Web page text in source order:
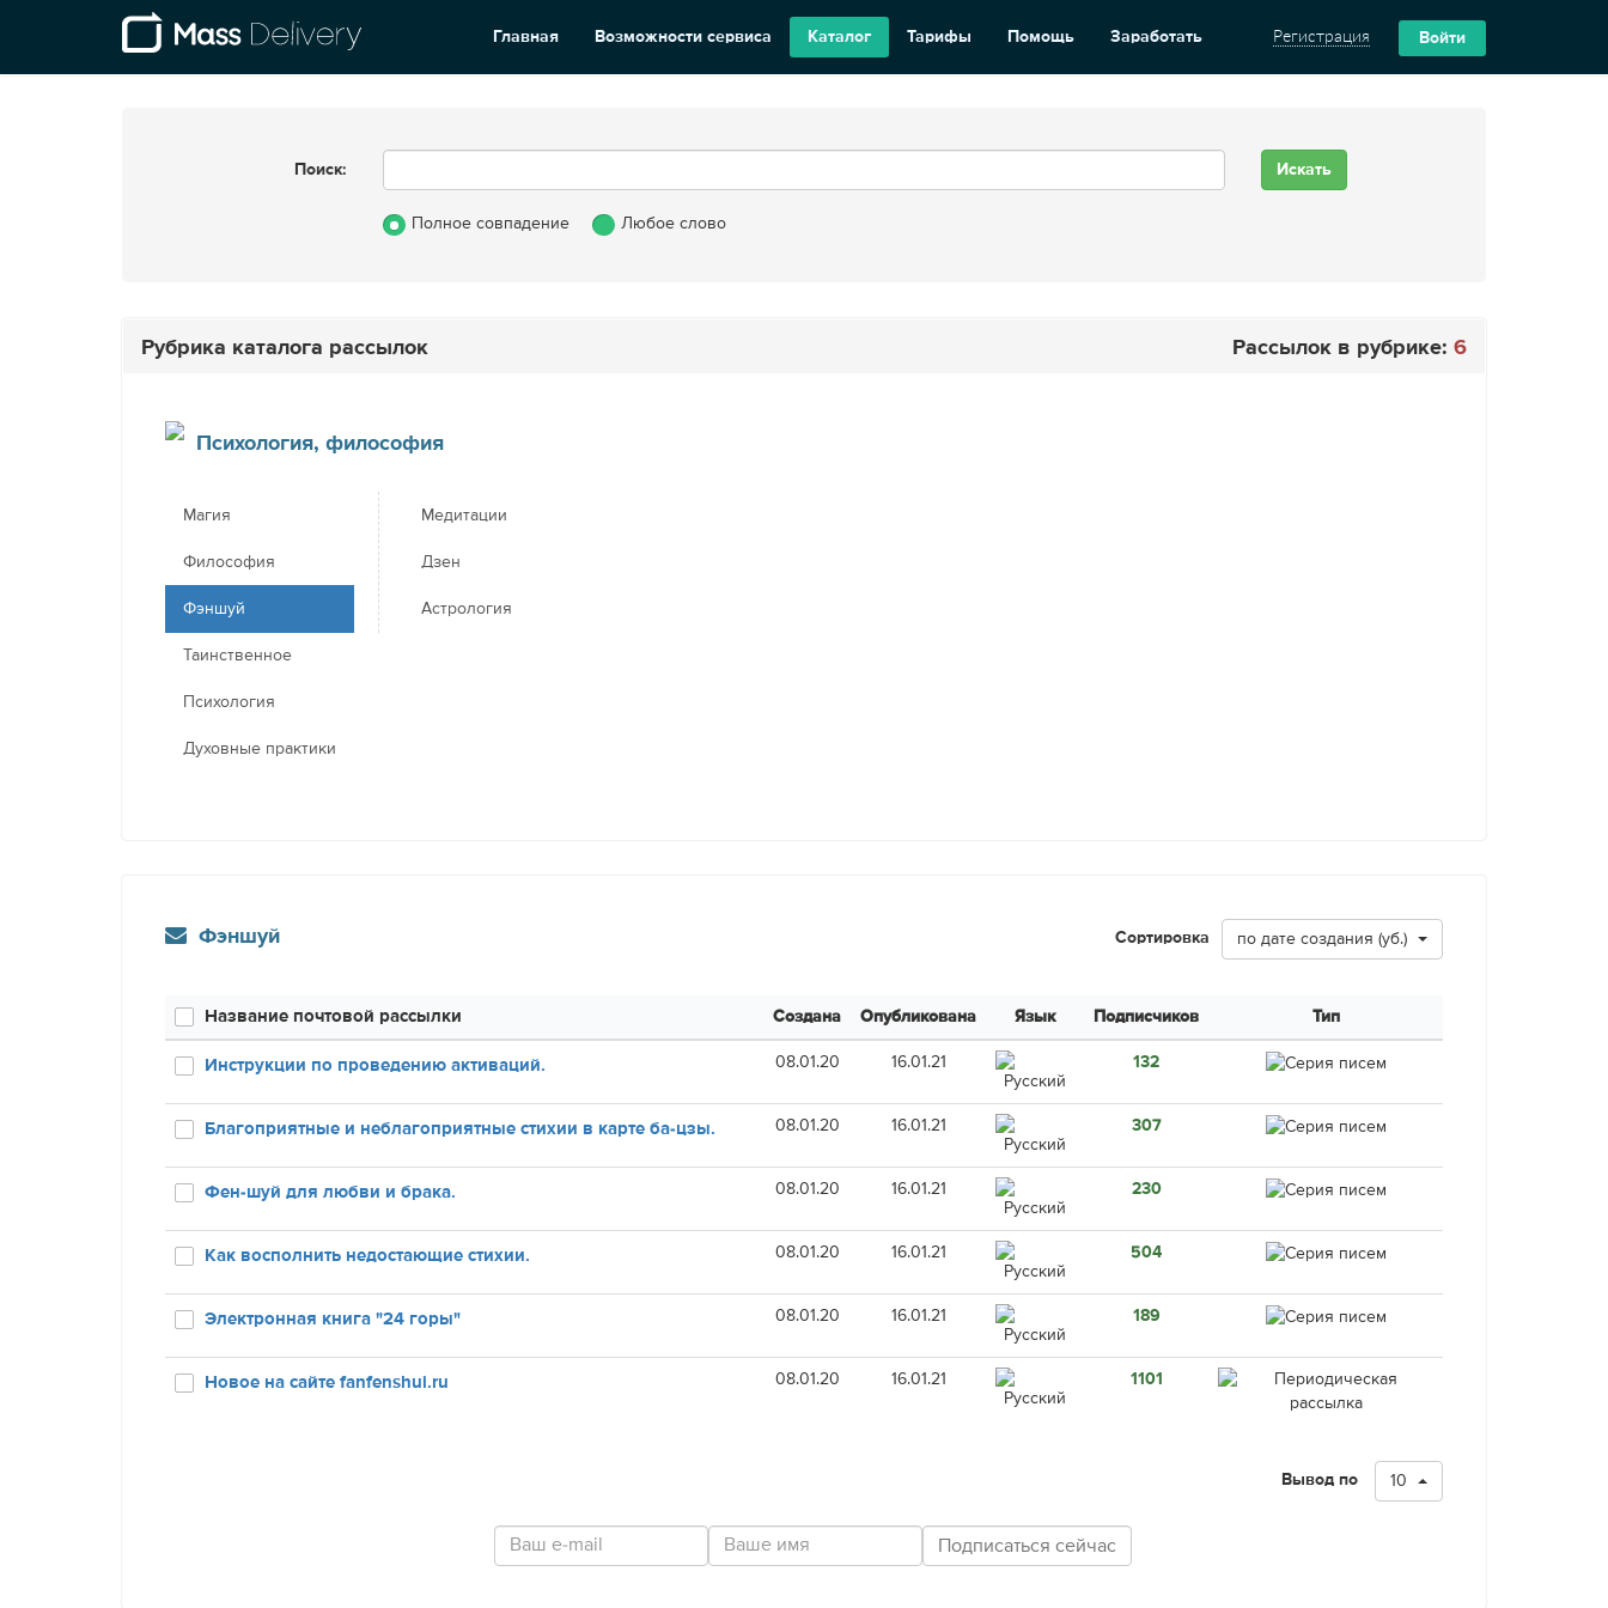
Главная Возможности сервиса Каталог Тарифы Помощь Заработать Регистрация Войти
Поиск:
Полное совпадение Любое слово
Рубрика каталога рассылок Рассылок в рубрике: 6
Психология, философия
Магия
Философия
Фэншуй
Таинственное
Психология
Духовные практики
Медитации
Дзен
Астрология
Фэншуй Сортировка по дате создания (уб.)
Название почтовой рассылки Создана Опубликована Язык Подписчиков Тип
Инструкции по проведению активаций. 08.01.20 16.01.21 132
Благоприятные и неблагоприятные стихии в карте ба-цзы. 08.01.20 16.01.21 307
Фен-шуй для любви и брака. 08.01.20 16.01.21 230
Как восполнить недостающие стихии. 08.01.20 16.01.21 504
Электронная книга "24 горы" 08.01.20 16.01.21 189
Новое на сайте fanfenshui.ru 08.01.20 16.01.21 1101
Вывод по 10